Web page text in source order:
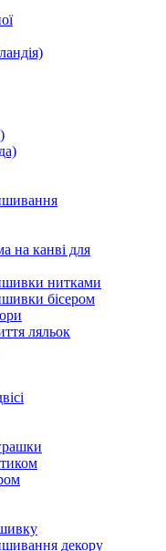
на канві для
нитками
бісером
ляльок
декору